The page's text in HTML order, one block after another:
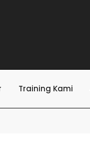
Training Kami